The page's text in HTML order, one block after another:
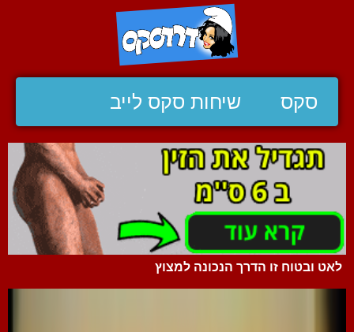
סקס שיחות סקס לייב
לאט ובטוח זו הדרך הנכונה למצוץ